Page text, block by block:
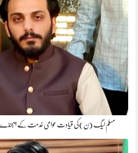
مسلم لیگ (ن)کی قیادت عوامی خدمت کے ایجنڈے پر